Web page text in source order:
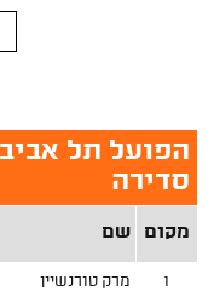
סדירה
מקום שם
1 מרק טורנשיין